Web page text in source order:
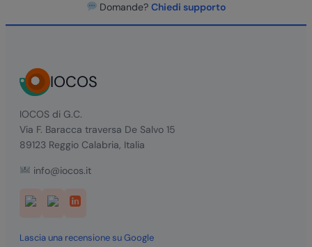
Domande?Chiedi supporto
IOCOS
IOCOS di G.C.
Via F. Baracca traversa De Salvo 15
89123 Reggio Calabria, Italia
info@iocos.it
Lascia una recensione su Google